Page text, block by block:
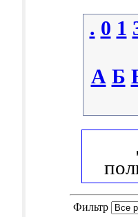
. 0 1
А Б
Фильтр